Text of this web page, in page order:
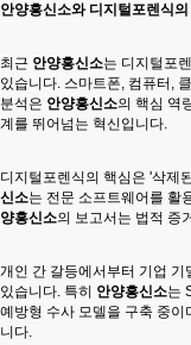
안양흥신소와 디지털포렌식
최근 안양흥신소는 디지털포
있습니다. 스마트폰, 컴퓨터,
분석은 안양흥신소의 핵심 역
계를 뛰어넘는 혁신입니다.
디지털포렌식의 핵심은 '삭제
신소는 전문 소프트웨어를 활
양흥신소의 보고서는 법적 증
개인 간 갈등에서부터 기업
있습니다. 특히 안양흥신소는
예방형 수사 모델을 구축 중이
니다.